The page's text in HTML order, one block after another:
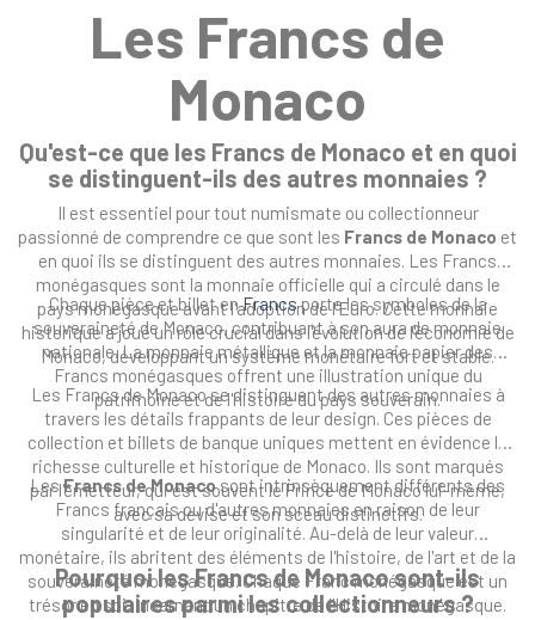
Les Francs de
Monaco
Qu'est-ce que les Francs de Monaco et en quoi
se distinguent-ils des autres monnaies ?
Il est essentiel pour tout numismate ou collectionneur
passionné de comprendre ce que sont les Francs de Monaco et
en quoi ils se distinguent des autres monnaies. Les Francs
monégasques sont la monnaie officielle qui a circulé dans le
pays monégasque avant l'adoption de l'Euro. Cette monnaie
historique a joué un rôle crucial dans l'évolution de l'économie de
Monaco, développant un système monétaire fort et stable.
Chaque pièce et billet enFrancsporte les symboles de la
souveraineté de Monaco, contribuant à son aura de monnaie
nationale. La monnaie métallique et la monnaie papier des
Francs monégasques offrent une illustration unique du
patrimoine et de l'histoire du pays souverain.
Les Francs de Monaco se distinguent des autres monnaies à
travers les détails frappants de leur design. Ces pièces de
collection et billets de banque uniques mettent en évidence la
richesse culturelle et historique de Monaco. Ils sont marqués
par l'émetteur, qui est souvent le Prince de Monaco lui-même,
avec sa devise et son sceau distinctifs.
LesFrancs de Monacosont intrinsèquement différents des
Francs français ou d'autres monnaies en raison de leur
singularité et de leur originalité. Au-delà de leur valeur
monétaire, ils abritent des éléments de l'histoire, de l'art et de la
souveraineté monégasque. Chaque Franc monégasque est un
trésor en soi, incarnant un chapitre de l'Histoire monégasque.
Pourquoi les Francs de Monaco sont-ils
populaires parmi les collectionneurs ?